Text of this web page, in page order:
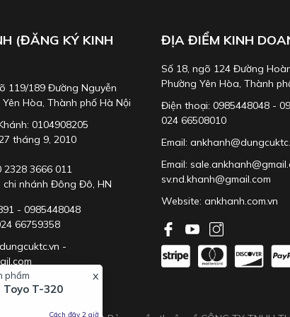
(ĐĂNG KÝ KINH
119/189 Đường Nguyễn
Hòa, Thành phố Hà Nội
0104908205
tháng 9, 2010
2328 3666 011
chi nhánh Đông Đô, HN
- 0985448048
66759358
-
ĐỊA ĐIỂM KINH
Số 18, ngõ 124 Đường
Phường Yên Hòa, Thành
Điện thoại: 0985448048 -
024 66508010
Email:
Email:
sv.nd.khanh@gmail.com
Website:ankhanh.com.vn
x
phẩm
Toyo T-320
Cách đây 2 giờ